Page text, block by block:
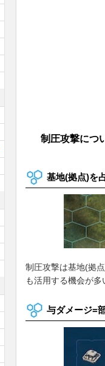
制圧攻撃につ
基地(拠点)を
制圧攻撃は基地(拠
も活用する機会が多
与ダメージ=